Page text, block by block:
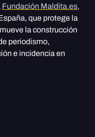
Fundación Maldita.es,
que protege la
la construcción
periodismo,
e incidencia en